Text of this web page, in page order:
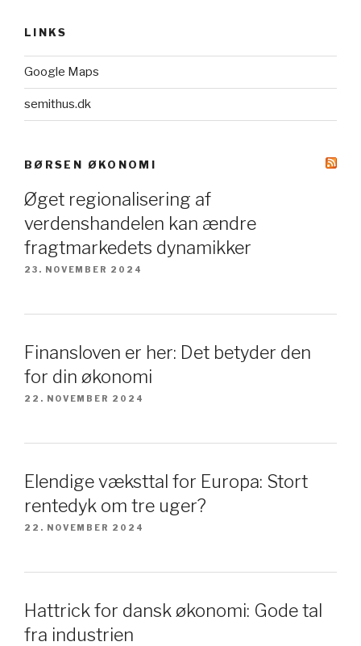
LINKS
Google Maps
semithus.dk
BØRSEN ØKONOMI
Øget regionalisering af
verdenshandelen kan ændre
fragtmarkedets dynamikker
23. NOVEMBER 2024
Finansloven er her: Det betyder den
for din økonomi
22. NOVEMBER 2024
Elendige væksttal for Europa: Stort
rentedyk om tre uger?
22. NOVEMBER 2024
Hattrick for dansk økonomi: Gode tal
fra industrien